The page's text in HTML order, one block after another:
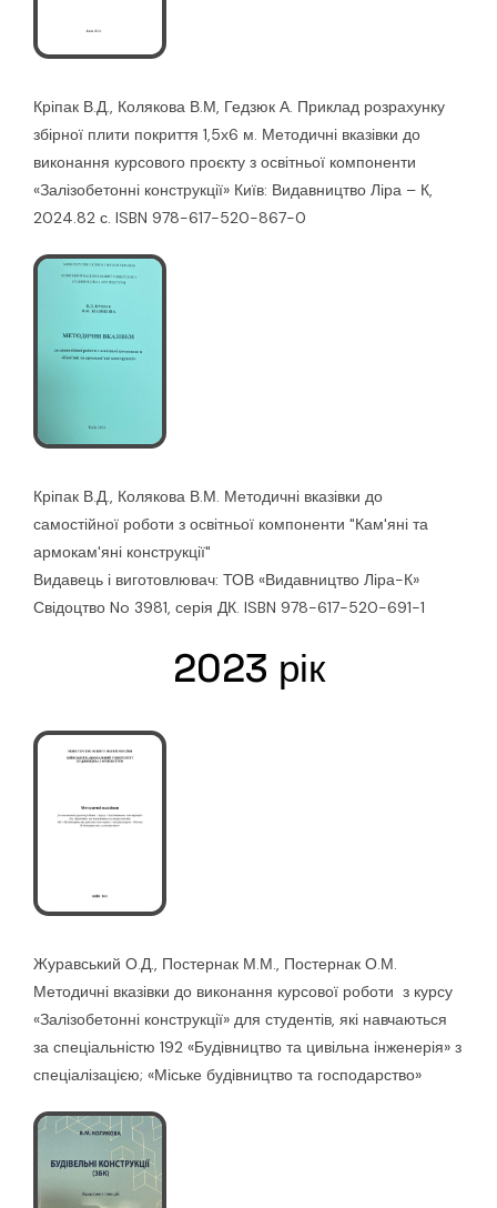
Кріпак В.Д., Колякова В.М, Гедзюк А. Приклад розрахунку
збірної плити покриття 1,5х6 м. Методичні вказівки до
виконання курсового проєкту з освітньої компоненти
«Залізобетонні конструкції» Київ: Видавництво Ліра – К,
2024.82 с. ISBN 978-617-520-867-0
Кріпак В.Д., Колякова В.М. Методичні вказівки до
самостійної роботи з освітньої компоненти "Кам'яні та
армокам'яні конструкції"
Видавець і виготовлювач: ТОВ «Видавництво Ліра-К»
Свідоцтво No 3981, серія ДК. ISBN 978-617-520-691-1
2023 рік
Журавський О.Д., Постернак М.М., Постернак О.М.
Методичні вказівки до виконання курсової роботи з курсу
«Залізобетонні конструкції» для студентів, які навчаються
за спеціальністю 192 «Будівництво та цивільна інженерія» з
спеціалізацією; «Міське будівництво та господарство»